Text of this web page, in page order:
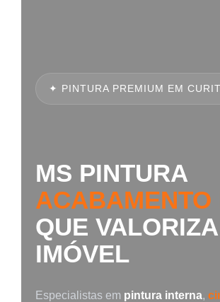
✦ PINTURA PREMIUM EM
MS PINTURA
ACABAMENTO
QUE
IMÓVEL
Especialistas em pintura interna,